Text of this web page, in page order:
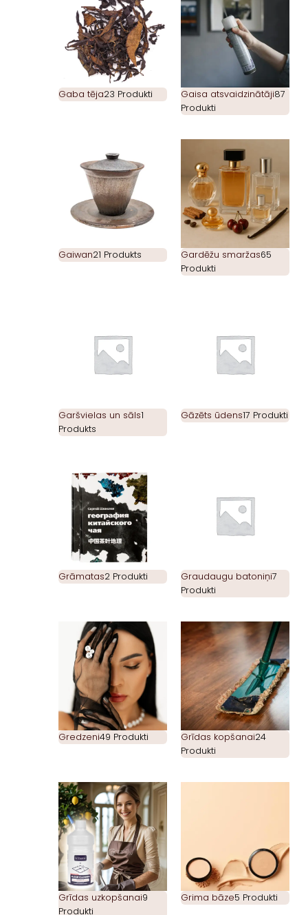
Gaba tēja23 Produkti Gaisa atsvaidzinātāji87
Produkti
Gaiwan21 Produkts Gardēžu smaržas65
Produkti
Garšvielas un sāls1
Produkts
Gāzēts ūdens17 Produkti
Grāmatas2 Produkti Graudaugu batoniņi7
Produkti
Gredzeni49 Produkti Grīdas kopšanai24
Produkti
Grīdas uzkopšanai9
Produkti
Grima bāze5 Produkti